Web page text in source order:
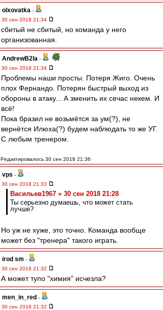
olxovatka -
30 сен 2018 21:34
сбитый не сбитый, но команда у него
организованная.
AndrewB2la -
30 сен 2018 21:34
Проблемы наши просты. Потеря Жиго. Очень
плох Фернандо. Потерян быстрый выход из
обороны в атаку... А зменить их сечас некем. И
всё!
Пока бразил не возьмётся за ум(?), не
вернётся Илюха(?) будем наблюдать то же УГ.
С любым тренером.
Редактировалось 30 сен 2018 21:36
vps -
30 сен 2018 21:33
Васильев1967 » 30 сен 2018 21:28
Ты серьезно думаешь, что может стать
лучше?
Но уж не хуже, это точно. Команда вообще
может без "тренера" такого играть.
irod sm -
30 сен 2018 21:32
А может тупо "химия" исчезла?
men_in_red -
30 сен 2018 21:32